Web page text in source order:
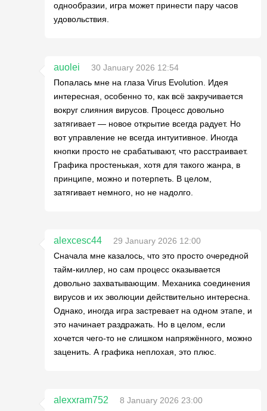
однообразии, игра может принести пару часов
удовольствия.
auolei
30 January 2026 12:54
Попалась мне на глаза Virus Evolution. Идея
интересная, особенно то, как всё закручивается
вокруг слияния вирусов. Процесс довольно
затягивает — новое открытие всегда радует. Но
вот управление не всегда интуитивное. Иногда
кнопки просто не срабатывают, что расстраивает.
Графика простенькая, хотя для такого жанра, в
принципе, можно и потерпеть. В целом,
затягивает немного, но не надолго.
alexcesc44
29 January 2026 12:00
Сначала мне казалось, что это просто очередной
тайм-киллер, но сам процесс оказывается
довольно захватывающим. Механика соединения
вирусов и их эволюции действительно интересна.
Однако, иногда игра застревает на одном этапе, и
это начинает раздражать. Но в целом, если
хочется чего-то не слишком напряжённого, можно
заценить. А графика неплохая, это плюс.
alexxram752
8 January 2026 23:00